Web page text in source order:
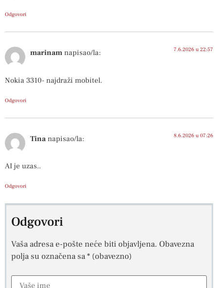
Odgovori
marinam napisao/la: 7.6.2026 u 22:57
Nokia 3310- najdraži mobitel.
Odgovori
Tina napisao/la: 8.6.2026 u 07:26
AI je uzas..
Odgovori
Odgovori
Vaša adresa e-pošte neće biti objavljena. Obavezna
polja su označena sa* (obavezno)